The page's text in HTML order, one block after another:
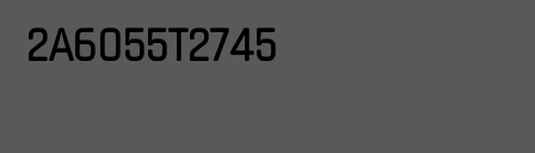
2A6055T2745